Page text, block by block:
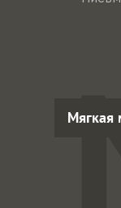
Мягкая